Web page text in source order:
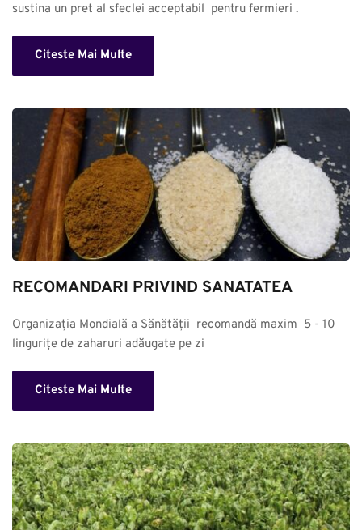
sustina un pret al sfeclei acceptabil  pentru fermieri .
Citeste Mai Multe
RECOMANDARI PRIVIND SANATATEA
Organizația Mondială a Sănătății  recomandă maxim  5 - 10
lingurițe de zaharuri adăugate pe zi
Citeste Mai Multe